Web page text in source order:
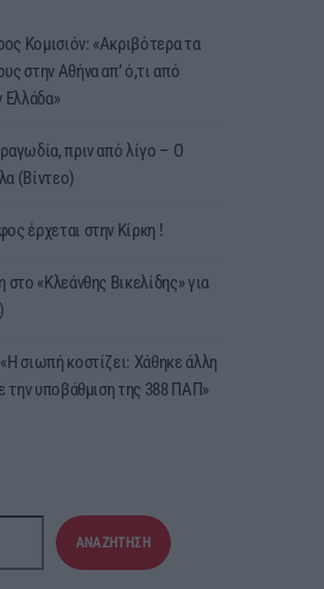
Κομισιόν: «Ακριβότερα τα
στην Αθήνα απ’ ό,τι από
Ελλάδα»
πριν από λίγο – Ο
(Βίντεο)
έρχεται στην Κίρκη !
«Κλεάνθης Βικελίδης» για
σιωπή κοστίζει: Χάθηκε άλλη
την υποβάθμιση της 388 ΠΑΠ»
ΑΝΑΖΉΤΗΣΗ